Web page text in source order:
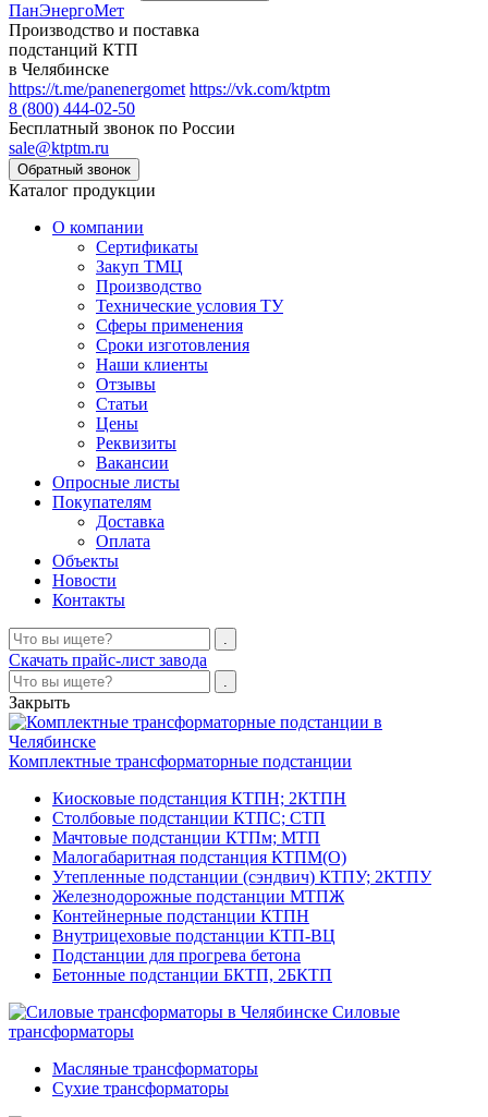
ПанЭнергоМет
Производство и поставка
подстанций КТП
в Челябинске
https://t.me/panenergomet https://vk.com/ktptm
8 (800) 444-02-50
Бесплатный звонок по России
sale@ktptm.ru
Каталог продукции
О компании
Сертификаты
Закуп ТМЦ
Производство
Технические условия ТУ
Сферы применения
Сроки изготовления
Наши клиенты
Отзывы
Статьи
Цены
Реквизиты
Вакансии
Опросные листы
Покупателям
Доставка
Оплата
Объекты
Новости
Контакты
Скачать прайс-лист завода
Закрыть
Комплектные трансформаторные подстанции
Киосковые подстанция КТПН; 2КТПН
Столбовые подстанции КТПС; СТП
Мачтовые подстанции КТПм; МТП
Малогабаритная подстанция КТПМ(О)
Утепленные подстанции (сэндвич) КТПУ; 2КТПУ
Железнодорожные подстанции МТПЖ
Контейнерные подстанции КТПН
Внутрицеховые подстанции КТП-ВЦ
Подстанции для прогрева бетона
Бетонные подстанции БКТП, 2БКТП
Силовые
трансформаторы
Масляные трансформаторы
Сухие трансформаторы